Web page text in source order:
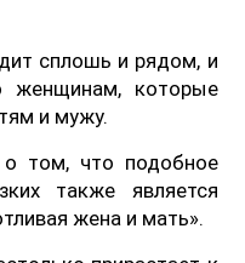
сплошь и рядом, и
женщинам, которые
и мужу.
том, что подобное
также является
жена и мать».